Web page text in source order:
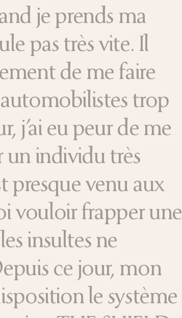
je prends ma
pas très vite. Il
de me faire
trop
j’ai eu peur de me
un individu très
presque venu aux
vouloir frapper une
insultes ne
ce jour, mon
le système